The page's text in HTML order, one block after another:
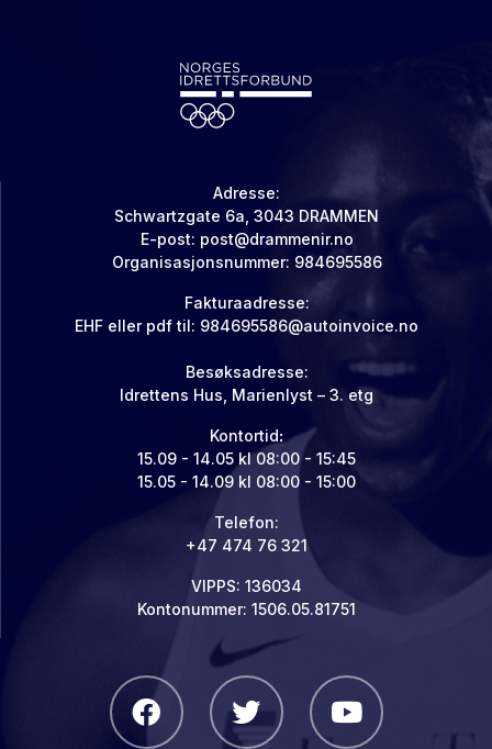
Adresse:
Schwartzgate 6a, 3043 DRAMMEN
E-post: post@drammenir.no
Organisasjonsnummer: 984695586
Fakturaadresse:
EHF eller pdf til: 984695586@autoinvoice.no
Besøksadresse:
Idrettens Hus, Marienlyst – 3. etg
Kontortid:
15.09 - 14.05 kl 08:00 - 15:45
15.05 - 14.09 kl 08:00 - 15:00
Telefon:
+47 474 76 321
VIPPS: 136034
Kontonummer: 1506.05.81751